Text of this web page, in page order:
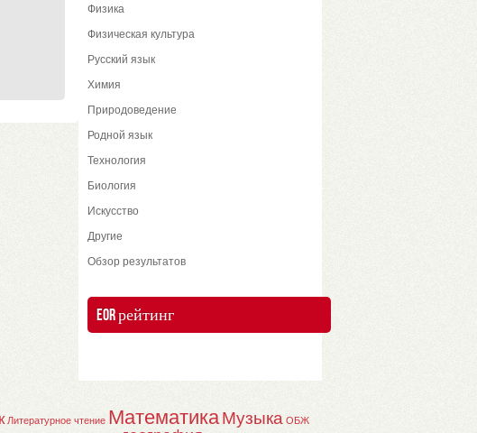
Физика
Физическая культура
Русский язык
Химия
Природоведение
Родной язык
Технология
Биология
Искусство
Другие
Обзор результатов
EOR рейтинг
Литературное чтение МатематикаМузыка ОБЖ